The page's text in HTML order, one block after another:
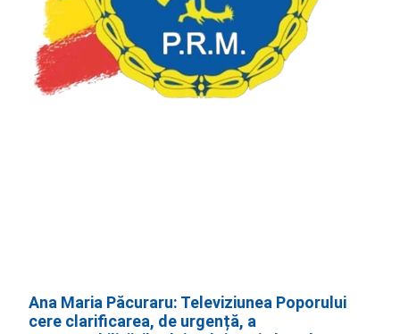
Ana Maria Păcuraru: Televiziunea Poporului
cere clarificarea, de urgență, a